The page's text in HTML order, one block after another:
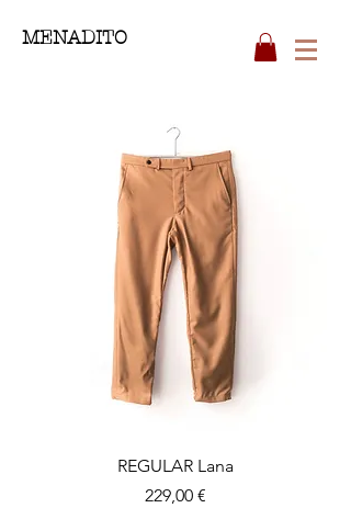
MENADITO
REGULAR Lana
Prezzo
229,00 €